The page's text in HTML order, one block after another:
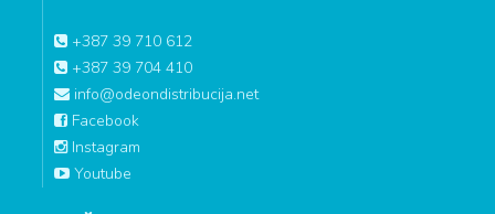
+387 39 710 612
+387 39 704 410
info@odeondistribucija.net
Facebook
Instagram
Youtube